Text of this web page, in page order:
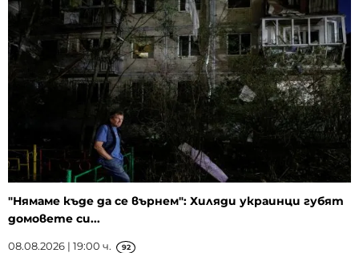
"Нямаме къде да се върнем": Хиляди украинци губят
домовете си...
08.08.2026 | 19:00 ч. 92